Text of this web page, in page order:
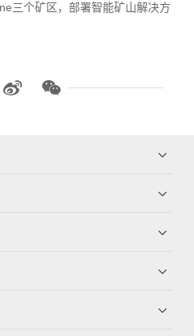
三个矿区，部署智能矿山解决方